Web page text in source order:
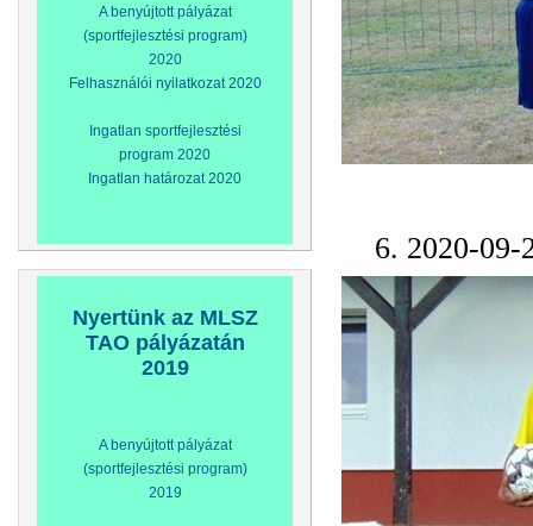
A benyújtott pályázat
(sportfejlesztési program)
2020
Felhasználói nyilatkozat 2020
Ingatlan sportfejlesztési
program 2020
Ingatlan határozat 2020
Nyertünk az MLSZ
TAO pályázatán
2019
A benyújtott pályázat
(sportfejlesztési program)
2019
6. 2020-09-